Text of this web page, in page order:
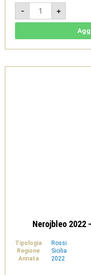
-
Valcanzjria
2023
-
DOC
-
+
Nerojbleo 2022
Tipologia
Rossi
Regione
Sicilia
Annata
2022